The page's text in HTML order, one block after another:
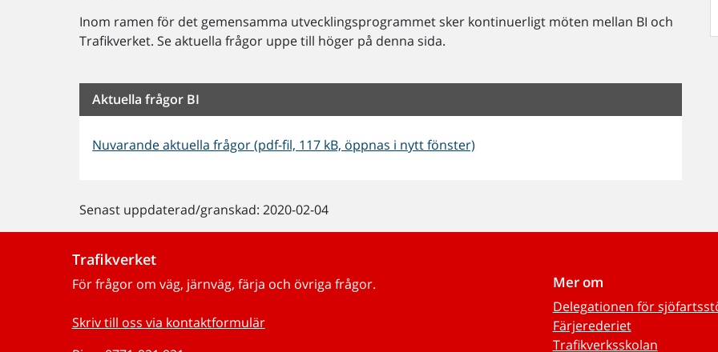
Inom ramen för det gemensamma utvecklingsprogrammet sker kontinuerligt möten mellan BI och
Trafikverket. Se aktuella frågor uppe till höger på denna sida.
Aktuella frågor BI
Nuvarande aktuella frågor (pdf-fil, 117 kB, öppnas i nytt fönster)
Senast uppdaterad/granskad: 2020-02-04
Trafikverket
För frågor om väg, järnväg, färja och övriga frågor.
Skriv till oss via kontaktformulär
Mer om
Delegationen för
Färjerederiet
Trafikverksskolan